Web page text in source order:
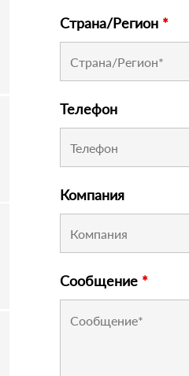
Страна/Регион *
Телефон
Компания
Сообщение *